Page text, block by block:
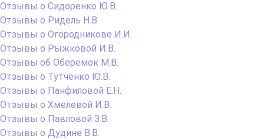
Отзывы о Сидоренко Ю.В.
Отзывы о Ридель Н.В.
Отзывы о Огородникове И.И.
Отзывы о Рыжковой И.В.
Отзывы об Оберемок М.В.
Отзывы о Тутченко Ю.В.
Отзывы о Панфиловой Е.Н.
Отзывы о Хмелевой И.В.
Отзывы о Павловой З.В.
Отзывы о Дудине В.В.